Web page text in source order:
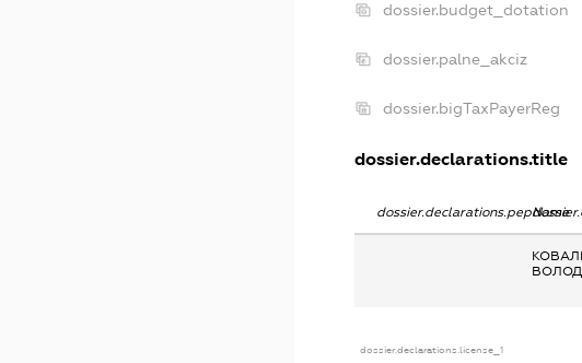
dossier.budget_dotation
dossier.palne_akciz
dossier.bigTaxPayerReg
dossier.declarations.title
dossier.declarations.pepName
dossier.declarations.license_1